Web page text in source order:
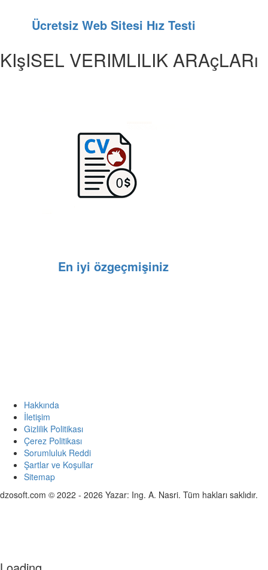
Ücretsiz Web Sitesi Hız Testi
KIşISEL VERIMLILIK ARAçLARı
En iyi özgeçmişiniz
Hakkında
İletişim
Gizlilik Politikası
Çerez Politikası
Sorumluluk Reddi
Şartlar ve Koşullar
Sitemap
dzosoft.com © 2022 - 2026 Yazar: Ing. A. Nasri. Tüm hakları saklıdır.